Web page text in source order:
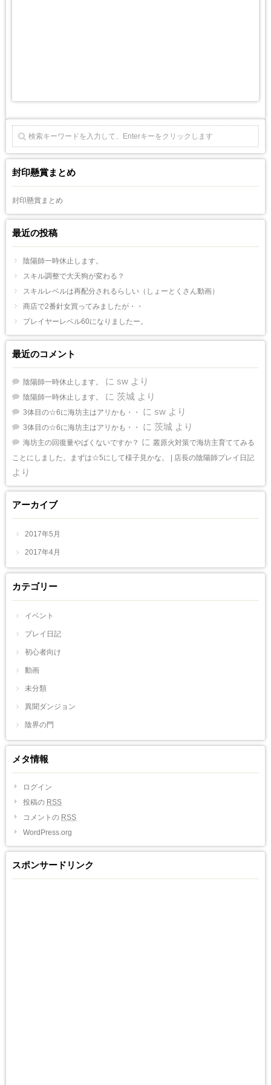
封印懸賞まとめ
封印懸賞まとめ
最近の投稿
陰陽師一時休止します。
スキル調整で大天狗が変わる？
スキルレベルは再配分されるらしい（しょーとくさん動画）
商店で2番針女買ってみましたが・・
プレイヤーレベル60になりましたー。
最近のコメント
陰陽師一時休止します。 に sw より
陰陽師一時休止します。 に 茨城 より
3体目の☆6に海坊主はアリかも・・ に sw より
3体目の☆6に海坊主はアリかも・・ に 茨城 より
海坊主の回復量やばくないですか？ に 叢原火対策で海坊主育ててみる
ことにしました。まずは☆5にして様子見かな。 | 店長の陰陽師プレイ日記
より
アーカイブ
2017年5月
2017年4月
カテゴリー
イベント
プレイ日記
初心者向け
動画
未分類
異聞ダンジョン
陰界の門
メタ情報
ログイン
投稿の RSS
コメントの RSS
WordPress.org
スポンサードリンク